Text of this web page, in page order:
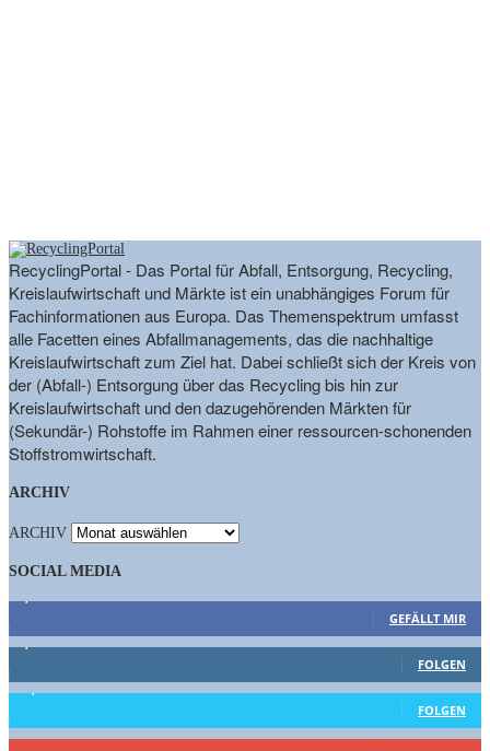
RecyclingPortal - Das Portal für Abfall, Entsorgung, Recycling,
Kreislaufwirtschaft und Märkte ist ein unabhängiges Forum für
Fachinformationen aus Europa. Das Themenspektrum umfasst
alle Facetten eines Abfallmanagements, das die nachhaltige
Kreislaufwirtschaft zum Ziel hat. Dabei schließt sich der Kreis von
der (Abfall-) Entsorgung über das Recycling bis hin zur
Kreislaufwirtschaft und den dazugehörenden Märkten für
(Sekundär-) Rohstoffe im Rahmen einer ressourcen-schonenden
Stoffstromwirtschaft.
ARCHIV
ARCHIV
SOCIAL MEDIA
GEFÄLLT MIR
FOLGEN
FOLGEN